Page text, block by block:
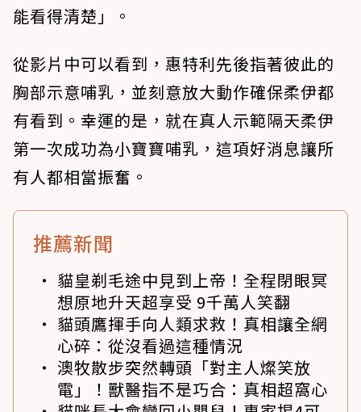
能看得清楚」。
從影片中可以看到，惠特利先後指著彼此的
胸部示意哺乳，並刻意放大動作確保柔伊都
有看到。幸運的是，就在真人示範隔天柔伊
第一次成功為小寶寶哺乳，這項好消息讓所
有人都相當振奮。
推薦新聞
貓皇剃毛途中見到上帝！全程閉眼冥
想原地升天超享受 9千萬人笑翻
貓頭鷹揮手向人類求救！真相讓全網
心碎：從沒看過這種情況
澳牧散步突然轉頭「對主人燦笑放
電」！獸醫指不是巧合：真相超窩心